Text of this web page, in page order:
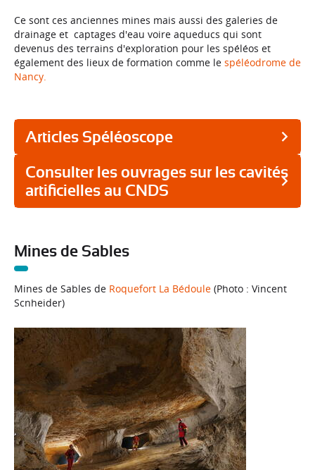
Ce sont ces anciennes mines mais aussi des galeries de
drainage et captages d'eau voire aqueducs qui sont
devenus des terrains d'exploration pour les spéléos et
également des lieux de formation comme le spéléodrome de
Nancy.
Articles Spéléoscope
Consulter les ouvrages sur les cavités
artificielles au CNDS
Mines de Sables
Mines de Sables de Roquefort La Bédoule (Photo : Vincent
Scnheider)